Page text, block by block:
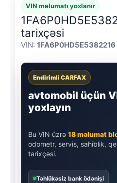
VIN məlumatı yoxlanır
tarixçəsi
VIN: 1FA6P0HD5E5382216
Endirimli CARFAX
avtomobil üçün
yoxlayın
Bu VIN üzrə 18 məlumat
odometr, servis, sahiblik,
tarixçəsi.
Təhlükəsiz bank ödənişi